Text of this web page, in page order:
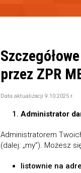
przez ZPR
Data aktualizacji 9.10.2025 r.
Administrator
Administratorem
(dalej: „my”). Możesz
listownie na